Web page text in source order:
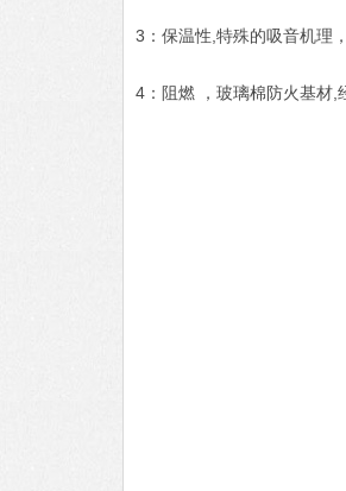
3：保温性,特殊的吸音机理
4：阻燃 ，玻璃棉防火基材,